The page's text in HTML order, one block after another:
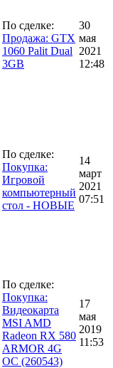
По сделке:
Продажа: GTX
1060 Palit Dual
3GB
30
мая
2021
12:48
По сделке:
Покупка:
Игровой
компьютерный
стол - НОВЫЕ
14
март
2021
07:51
По сделке:
Покупка:
Видеокарта
MSI AMD
Radeon RX 580
ARMOR 4G
OC (260543)
17
мая
2019
11:53